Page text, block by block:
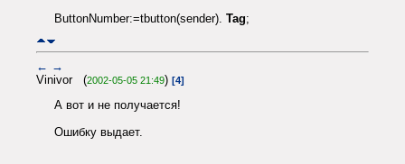
ButtonNumber:=tbutton(sender). Tag;
← →
Vinivor (2002-05-05 21:49) [4]
А вот и не получается!
Ошибку выдает.